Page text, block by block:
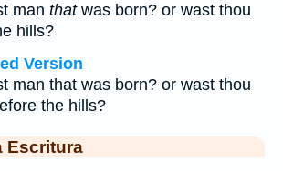
man thatwas born? or wast thou
hills?
Version
man that was born? or wast thou
the hills?
Escritura